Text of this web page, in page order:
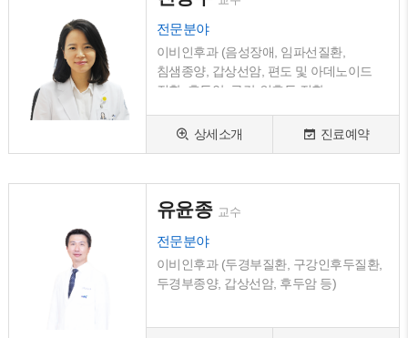
전문분야
이비인후과 (음성장애, 임파선질환,
침샘종양, 갑상선암, 편도 및 아데노이드
질환, 후두암, 구강·인후두 질환,
상세소개
진료예약
유윤종 교수
전문분야
이비인후과 (두경부질환, 구강인후두질환,
두경부종양, 갑상선암, 후두암 등)